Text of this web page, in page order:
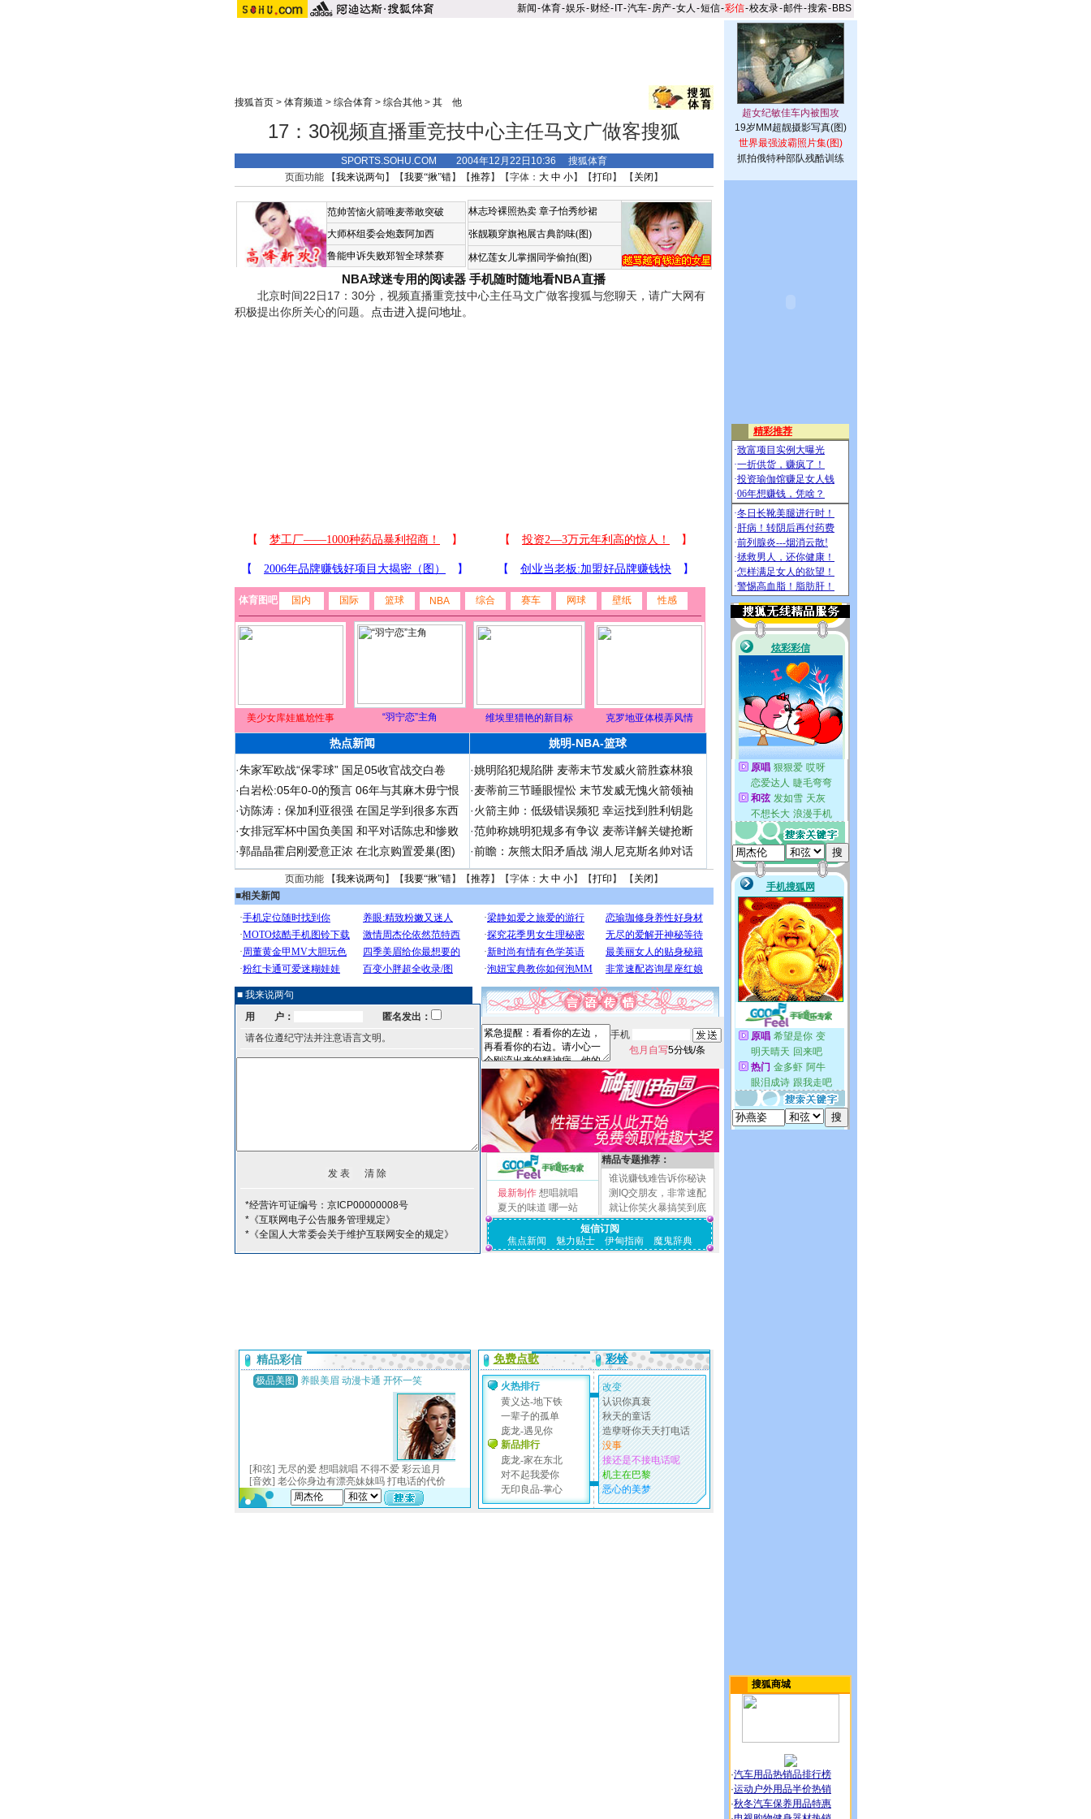
新闻-体育-娱乐-财经- IT-汽车-房产-女人 -短信-彩信-校友录-邮件-搜索- BBS
搜狐首页> 体育频道 > 综合体育> 综合其他> 其 他
17：30视频直播重竞技中心主任马文广做客搜狐
SPORTS.SOHU.COM 2004年12月22日10:36 搜狐体育
页面功能 【我来说两句 】【我要“揪”错】【推荐】【字体： 大 中 小】【打印 】 【 关闭 】
范帅苦恼火箭唯麦蒂敢突破
大师杯组委会炮轰阿加西
鲁能申诉失败郑智全球禁赛
林志玲裸照热卖 章子怡秀纱裙
张靓颖穿旗袍展古典韵味(图)
林忆莲女儿掌掴同学偷拍(图)
NBA球迷专用的阅读器 手机随时随地看NBA直播
北京时间22日17：30分，视频直播重竞技中心主任马文广做客搜狐与您聊天，请广大网有
积极提出你所关心的问题。
点击进入提问地址。
体育图吧 国内 国际 篮球 NBA 综合 赛车 网球 壁纸 性感
美少女库娃尴尬性事 “羽宁恋”主角 维埃里猎艳的新目标 克罗地亚体模弄风情
热点新闻 姚明-NBA-篮球
·朱家军欧战“保零球” 国足05收官战交白卷
·白岩松:05年0-0的预言 06年与其麻木毋宁恨
·访陈涛：保加利亚很强 在国足学到很多东西
·女排冠军杯中国负美国 和平对话陈忠和惨败
·郭晶晶霍启刚爱意正浓 在北京购置爱巢(图)
·姚明陷犯规陷阱 麦蒂末节发威火箭胜森林狼
·麦蒂前三节睡眼惺忪 末节发威无愧火箭领袖
·火箭主帅：低级错误频犯 幸运找到胜利钥匙
·范帅称姚明犯规多有争议 麦蒂详解关键抢断
·前瞻：灰熊太阳矛盾战 湖人尼克斯名帅对话
页面功能 【我来说两句 】【我要“揪”错】【推荐】【字体： 大 中 小】【打印 】 【 关闭 】
■相关新闻
■ 我来说两句
用 户：
匿名发出：
请各位遵纪守法并注意语言文明。
*经营许可证编号：京ICP00000008号
*《互联网电子公告服务管理规定》
*《全国人大常委会关于维护互联网安全的规定》
手机
包月自写5分钱/条
最新制作 想唱就唱
夏天的味道 哪一站
精品专题推荐：
谁说赚钱难告诉你秘诀
测IQ交朋友，非常速配
就让你笑火暴搞笑到底
短信订阅
焦点新闻
魅力贴士 伊甸指南 魔鬼辞典
19岁MM超靓摄影写真(图)
世界最强波霸照片集(图)
抓拍俄特种部队残酷训练
搜狐商城
·汽车用品热销品排行榜
·运动户外用品半价热销
·秋冬汽车保养用品特惠